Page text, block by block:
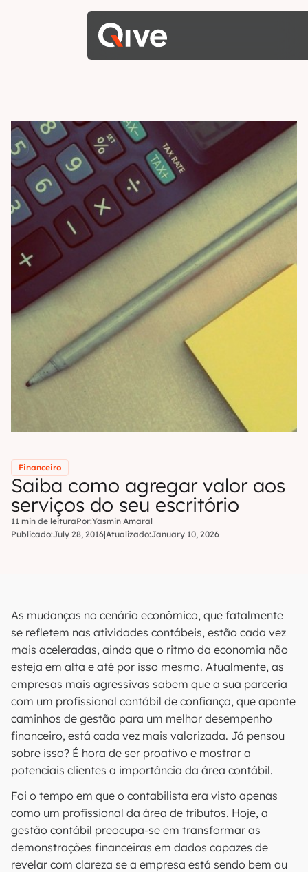
Financeiro
Saiba como agregar valor aos
serviços do seu escritório
11 min de leituraPor:Yasmin Amaral
Publicado:July 28, 2016|Atualizado:January 10, 2026
As mudanças no cenário econômico, que fatalmente
se refletem nas atividades contábeis, estão cada vez
mais aceleradas, ainda que o ritmo da economia não
esteja em alta e até por isso mesmo. Atualmente, as
empresas mais agressivas sabem que a sua parceria
com um profissional contábil de confiança, que aponte
caminhos de gestão para um melhor desempenho
financeiro, está cada vez mais valorizada. Já pensou
sobre isso? É hora de ser proativo e mostrar a
potenciais clientes a importância da área contábil.
Foi o tempo em que o contabilista era visto apenas
como um profissional da área de tributos. Hoje, a
gestão contábil preocupa-se em transformar as
demonstrações financeiras em dados capazes de
revelar com clareza se a empresa está sendo bem ou